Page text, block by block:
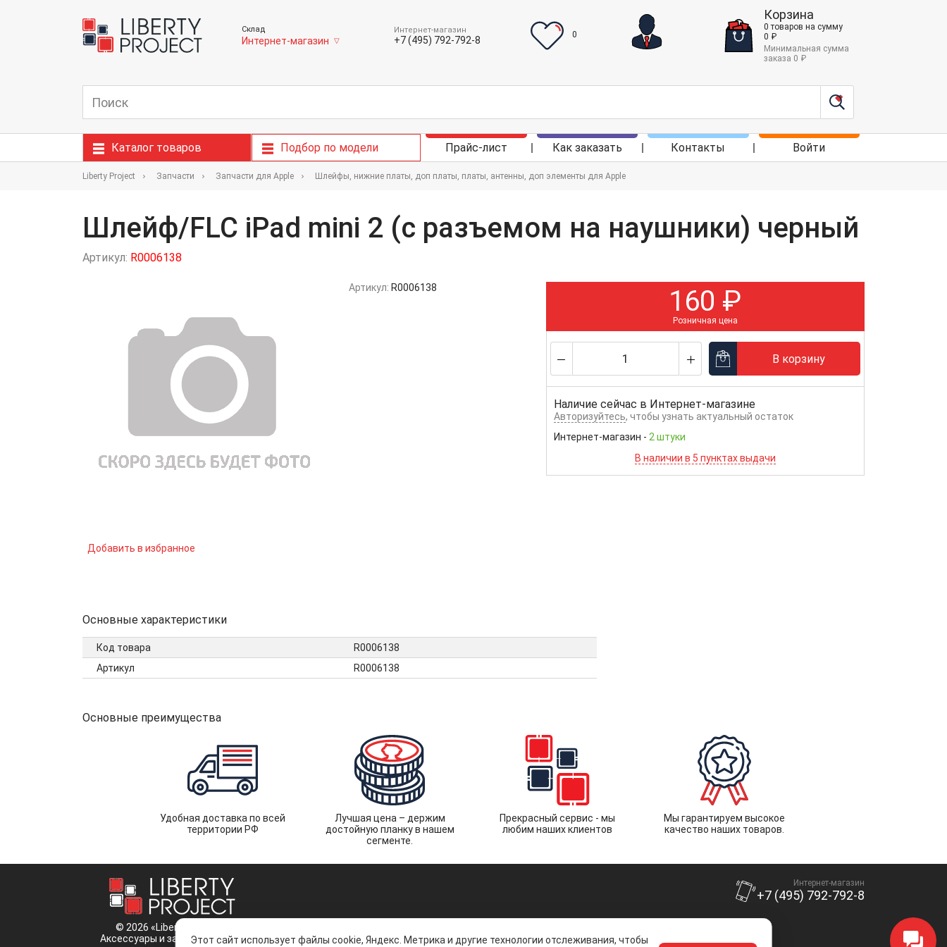
Склад
Интернет-магазин ▽
Интернет-магазин
+7 (495) 792-792-8
0
Корзина
0 товаров на сумму
0 ₽
Минимальная сумма
заказа 0 ₽
Каталог товаров Подбор по модели Прайс-лист Как заказать Контакты Войти
Liberty Project Запчасти Запчасти для Apple Шлейфы, нижние платы, доп платы, платы, антенны, доп элементы для Apple
Шлейф/FLC iPad mini 2 (с разъемом на наушники) черный
Артикул: R0006138
Добавить в избранное
Артикул: R0006138 160 ₽
Розничная цена
В корзину
Наличие сейчас в Интернет-магазине
Авторизуйтесь, чтобы узнать актуальный остаток
Интернет-магазин - 2 штуки
В наличии в 5 пунктах выдачи
Основные характеристики
Код товара
R0006138
Артикул
R0006138
Основные преимущества
Удобная доставка по всей
территории РФ
Лучшая цена – держим
достойную планку в нашем
сегменте.
Прекрасный сервис - мы
любим наших клиентов
Мы гарантируем высокое
качество наших товаров.
© 2026 «Liberty Project».
Аксессуары и запчасти оптом.
Интернет-магазин
+7 (495) 792-792-8
Этот сайт использует файлы cookie, Яндекс. Метрика и другие технологии отслеживания, чтобы